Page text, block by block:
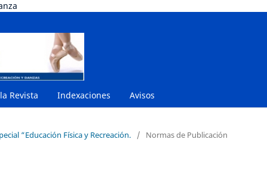
Revista Indexaciones Avisos
“Educación Física y Recreación. / Normas de Publicación